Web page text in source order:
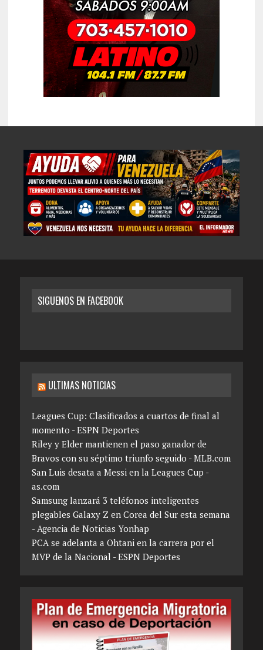
SIGUENOS EN FACEBOOK
ULTIMAS NOTICIAS
Leagues Cup: Clasificados a cuartos de final al
momento - ESPN Deportes
Riley y Elder mantienen el paso ganador de
Bravos con su séptimo triunfo seguido - MLB.com
San Luis desata a Messi en la Leagues Cup -
as.com
Samsung lanzará 3 teléfonos inteligentes
plegables Galaxy Z en Corea del Sur esta semana
- Agencia de Noticias Yonhap
PCA se adelanta a Ohtani en la carrera por el
MVP de la Nacional - ESPN Deportes